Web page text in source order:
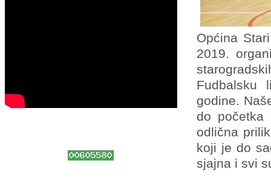
Općina
2019.
Fudbalsku
godine.
do
odlična
koji je do
sjajna i svi